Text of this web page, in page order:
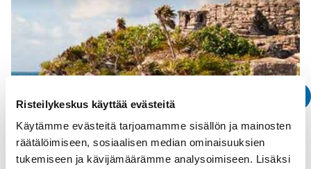
Risteilykeskus käyttää evästeitä
Käytämme evästeitä tarjoamamme sisällön ja mainosten
räätälöimiseen, sosiaalisen median ominaisuuksien
tukemiseen ja kävijämäärämme analysoimiseen. Lisäksi